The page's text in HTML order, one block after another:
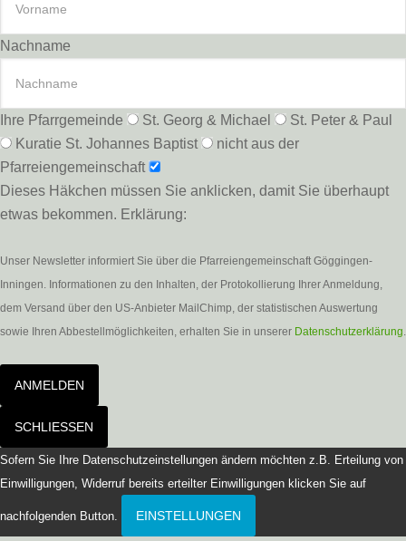
Nachname
Ihre Pfarrgemeinde St. Georg & Michael
St. Peter & Paul
Kuratie St. Johannes Baptist
nicht aus der
Pfarreiengemeinschaft
Dieses Häkchen müssen Sie anklicken, damit Sie überhaupt
etwas bekommen. Erklärung:
Unser Newsletter informiert Sie über die Pfarreiengemeinschaft Göggingen-
Inningen. Informationen zu den Inhalten, der Protokollierung Ihrer Anmeldung,
dem Versand über den US-Anbieter MailChimp, der statistischen Auswertung
sowie Ihren Abbestellmöglichkeiten, erhalten Sie in unserer Datenschutzerklärung.
ANMELDEN
SCHLIESSEN
Sofern Sie Ihre Datenschutzeinstellungen ändern möchten z.B. Erteilung von
Einwilligungen, Widerruf bereits erteilter Einwilligungen klicken Sie auf
nachfolgenden Button. EINSTELLUNGEN